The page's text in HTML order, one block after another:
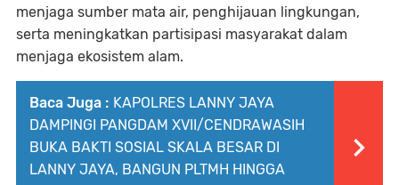
menjaga sumber mata air, penghijauan lingkungan,
serta meningkatkan partisipasi masyarakat dalam
menjaga ekosistem alam.
Baca Juga : KAPOLRES LANNY JAYA
DAMPINGI PANGDAM XVII/CENDRAWASIH
BUKA BAKTI SOSIAL SKALA BESAR DI
LANNY JAYA, BANGUN PLTMH HINGGA